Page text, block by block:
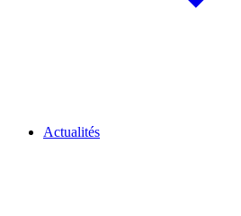
Actualités